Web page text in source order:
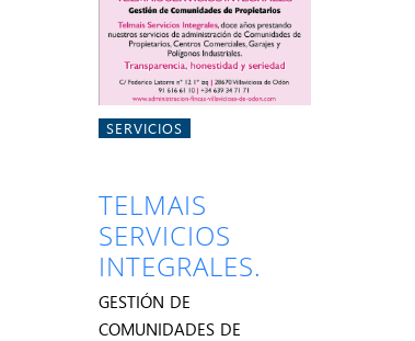
SERVICIOS
TELMAIS
SERVICIOS
INTEGRALES.
GESTIÓN DE
COMUNIDADES DE